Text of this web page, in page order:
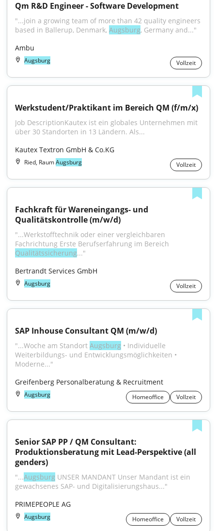
Qm R&D Engineer - Software Development
"...join a growing team of more than 42 quality engineers
based in Ballerup, Denmark, Augsburg, Germany and..."
Ambu
Augsburg Vollzeit
Werkstudent/Praktikant im Bereich QM (f/m/x)
Job DescriptionKautex ist ein globales Unternehmen mit
über 30 Standorten in 13 Ländern. Als...
Kautex Textron GmbH & Co.KG
Ried, RaumAugsburg Vollzeit
Fachkraft für Wareneingangs- und
Qualitätskontrolle (m/w/d)
"...Werkstofftechnik oder einer vergleichbaren
Qualitätssicherung..."
Bertrandt Services GmbH
Augsburg Vollzeit
SAP Inhouse Consultant QM (m/w/d)
"...Woche am Standort Augsburg • Individuelle
Weiterbildungs- und Entwicklungsmöglichkeiten •
Moderne..."
Greifenberg Personalberatung & Recruitment
Augsburg Homeoffice Vollzeit
Senior SAP PP / QM Consultant:
Produktionsberatung mit Lead-Perspektive (all
genders)
"...Augsburg UNSER MANDANT Unser Mandant ist ein
gewachsenes SAP- und Digitalisierungshaus..."
PRIMEPEOPLE AG
Augsburg Homeoffice Vollzeit